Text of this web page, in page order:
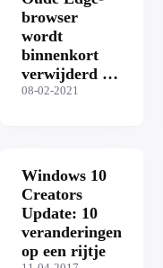
browser
wordt
binnenkort
verwijderd op
Windows 10-
08-02-2021
Windows 10
Creators
Update: 10
veranderingen
op een rijtje